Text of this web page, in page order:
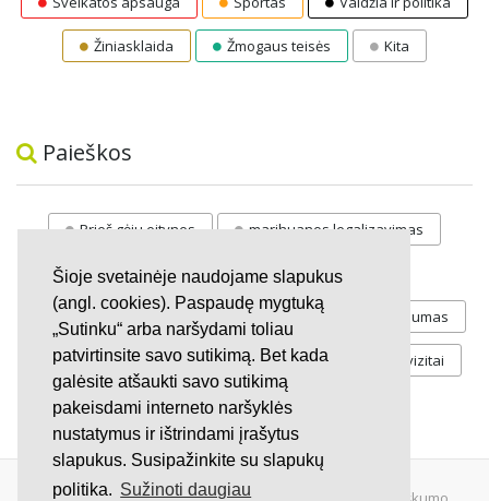
Šioje svetainėje naudojame slapukus
(angl. cookies). Paspaudę mygtuką
„Sutinku“ arba naršydami toliau
patvirtinsite savo sutikimą. Bet kada
galėsite atšaukti savo sutikimą
pakeisdami interneto naršyklės
nustatymus ir ištrindami įrašytus
slapukus. Susipažinkite su slapukų
politika. Sužinoti daugiau
Žiniasklaida Žmogaus teisės Kita
Paieškos
Prieš gėju eitynes marihuanos legalizavimas
STOP vaiku atemimas
Pilnos moksleivių vasaros atostogos referendumas
Keliu jaunystės Valandos Rekvizitai
Investicijos